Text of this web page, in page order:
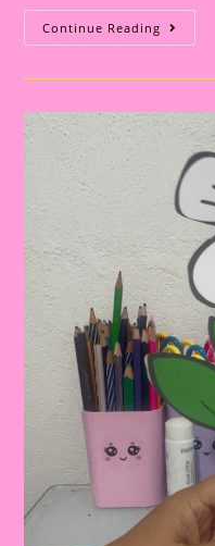
Continue Reading
O
PARA